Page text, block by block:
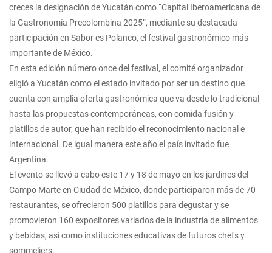
creces la designación de Yucatán como “Capital Iberoamericana de
la Gastronomía Precolombina 2025”, mediante su destacada
participación en Sabor es Polanco, el festival gastronómico más
importante de México.
En esta edición número once del festival, el comité organizador
eligió a Yucatán como el estado invitado por ser un destino que
cuenta con amplia oferta gastronómica que va desde lo tradicional
hasta las propuestas contemporáneas, con comida fusión y
platillos de autor, que han recibido el reconocimiento nacional e
internacional. De igual manera este año el país invitado fue
Argentina.
El evento se llevó a cabo este 17 y 18 de mayo en los jardines del
Campo Marte en Ciudad de México, donde participaron más de 70
restaurantes, se ofrecieron 500 platillos para degustar y se
promovieron 160 expositores variados de la industria de alimentos
y bebidas, así como instituciones educativas de futuros chefs y
sommeliers.